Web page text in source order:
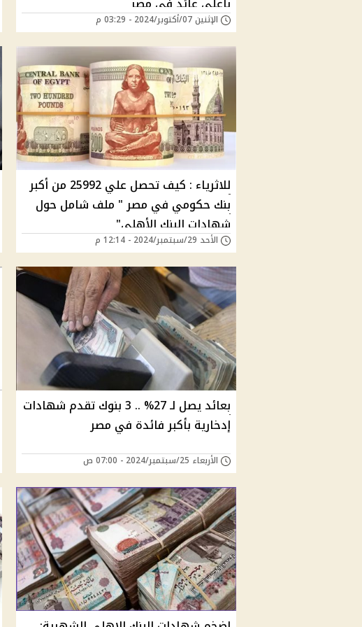
الإثنين 07/أكتوبر/2024 - 03:29 م
للاثرياء : كيف تحصل علي 25992 من أكبر
بنك حكومي في مصر " ملف شامل حول
شهادات البنك الأهلي"
الأحد 29/سبتمبر/2024 - 12:14 م
بعائد يصل لـ 27% .. 3 بنوك تقدم شهادات
إدخارية بأكبر فائدة في مصر
الأربعاء 25/سبتمبر/2024 - 07:00 ص